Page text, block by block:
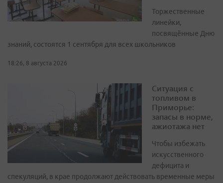
Торжественные
линейки,
посвящённые Дню
знаний, состоятся 1 сентября для всех школьников
18:26, 8 августа 2026
Ситуация с
топливом в
Приморье:
запасы в норме,
ажиотажа нет
Чтобы избежать
искусственного
дефицита и
спекуляций, в крае продолжают действовать временные меры